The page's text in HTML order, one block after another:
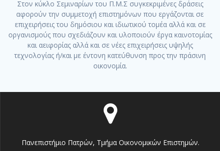
Στον κύκλο Σεμιναρίων του Π.Μ.Σ συγκεκριμένες δράσεις
αφορούν την συμμετοχή επιστημόνων που εργάζονται σε
επιχειρήσεις του δημόσιου και ιδιωτικού τομέα αλλά και σε
οργανισμούς που σχεδιάζουν και υλοποιούν έργα καινοτομίας
και αειφορίας αλλά και σε νέες επιχειρήσεις υψηλής
τεχνολογίας ή/και με έντονη κατεύθυνση προς την πράσινη
οικονομία.
Πανεπιστήμιο Πατρών, Τμήμα Οικονομικών Επιστημών.